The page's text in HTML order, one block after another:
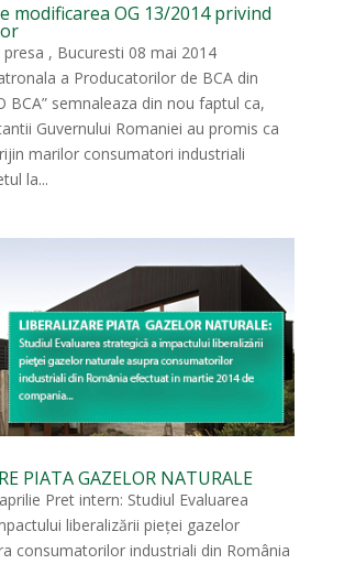
modificarea OG 13/2014 privind
, Bucuresti 08 mai 2014
a Producatorilor de BCA din
BCA” semnaleaza din nou faptul ca,
Guvernului Romaniei au promis ca
marilor consumatori industriali
la...
PIATA GAZELOR NATURALE
Pret intern: Studiul Evaluarea
liberalizării pieţei gazelor
consumatorilor industriali din România